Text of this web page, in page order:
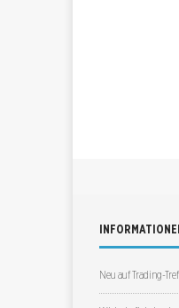
Neu auf Trading-